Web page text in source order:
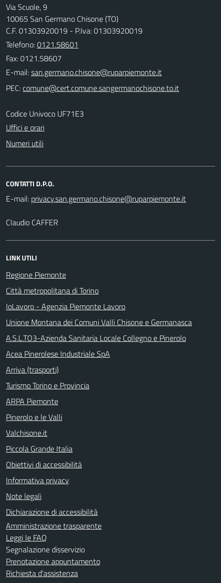
Via Scuole, 9
10065 San Germano Chisone (TO)
C.F. 01303920019 - P.Iva: 01303920019
Telefono:0121.58601
Fax: 0121.58607
E-mail:
PEC:
Codice Univoco UF71E3
Uffici e orari
Numeri utili
CONTATTI D.P.O.
E-mail:
Claudio CAFFER
LINK UTILI
Regione Piemonte
Città metropolitana di Torino
IoLavoro - Agenzia Piemonte Lavoro
Unione Montana dei Comuni Valli Chisone e Germanasca
A.S.L.TO3-Azienda Sanitaria Locale Collegno e Pinerolo
Acea Pinerolese Industriale SpA
Arriva (trasporti)
Turismo Torino e Provincia
ARPA Piemonte
Pinerolo e le Valli
Valchisone.it
Piccola Grande Italia
Obiettivi di accessibilità
Informativa privacy
Note legali
Dichiarazione di accessibilità
Amministrazione trasparente
Leggi le FAQ
Segnalazione disservizio
Prenotazione appuntamento
Richiesta d'assistenza